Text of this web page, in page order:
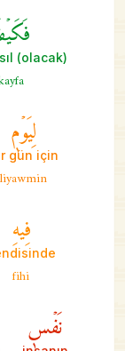
(olacak)?
لِيَوۡمٖ
gün için
liyawmin
فِيهِ
fihi
نَفۡسٖ